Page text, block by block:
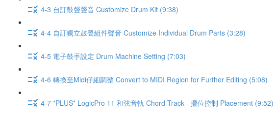
4-3 自訂鼓聲聲音 Customize Drum Kit (9:38)
4-4 自訂獨立鼓聲組件聲音 Customize Individual Drum Parts (3:28)
4-5 電子鼓手設定 Drum Machine Setting (7:03)
4-6 轉換至Midi仔細調整 Convert to MIDI Region for Further Editing (5:08)
4-7 *PLUS* LogicPro 11 和弦音軌 Chord Track - 擺位控制 Placement (9:52)